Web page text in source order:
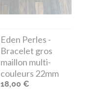
Eden Perles -
Bracelet gros
maillon multi-
couleurs 22mm
18,00 €